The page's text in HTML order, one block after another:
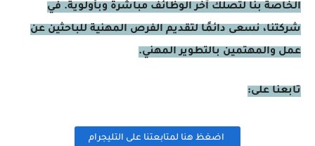
الخاصة بنا لتصلك آخر الوظائف مباشرة وبأولوية. في
شركتنا، نسعى دائمًا لتقديم الفرص المهنية للباحثين عن
عمل والمهتمين بالتطوير المهني.
تابعنا على:
اضغظ هنا لمتابعتنا على التليجرام